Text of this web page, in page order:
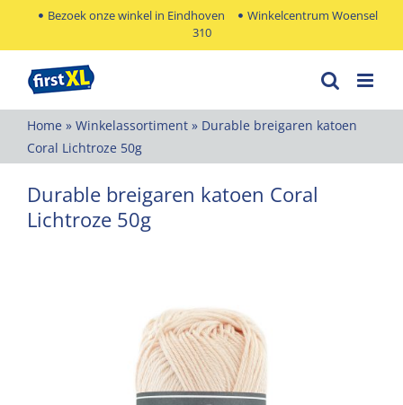
Bezoek onze winkel in Eindhoven
Winkelcentrum Woensel
310
Home » Winkelassortiment » Durable breigaren katoen
Coral Lichtroze 50g
Durable breigaren katoen Coral
Lichtroze 50g